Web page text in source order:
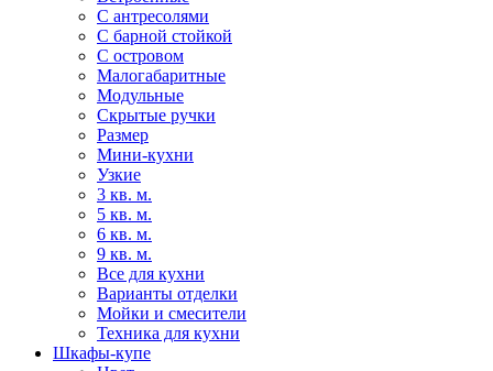
С антресолями
С барной стойкой
С островом
Малогабаритные
Модульные
Скрытые ручки
Размер
Мини-кухни
Узкие
3 кв. м.
5 кв. м.
6 кв. м.
9 кв. м.
Все для кухни
Варианты отделки
Мойки и смесители
Техника для кухни
Шкафы-купе